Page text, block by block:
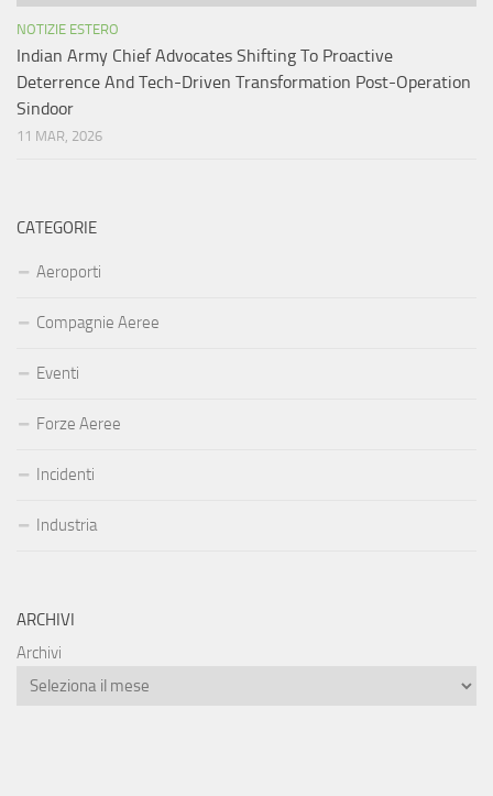
NOTIZIE ESTERO
Indian Army Chief Advocates Shifting To Proactive
Deterrence And Tech-Driven Transformation Post-Operation
Sindoor
11 MAR, 2026
CATEGORIE
Aeroporti
Compagnie Aeree
Eventi
Forze Aeree
Incidenti
Industria
ARCHIVI
Archivi